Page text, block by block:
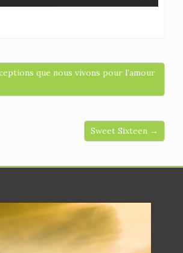
que nous vivons pour l’amour
Sweet Sixteen →